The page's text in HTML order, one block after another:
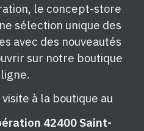
le concept-store
sélection unique des
avec des nouveautés
sur notre boutique
à la boutique au
42400 Saint-